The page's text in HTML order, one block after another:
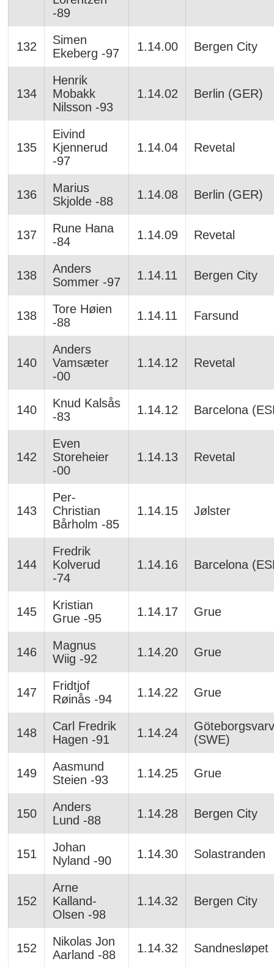
-89
132
Simen
Ekeberg -97
1.14.00 Bergen City
134
Henrik
Mobakk
Nilsson -93
1.14.02 Berlin (GER)
135
Eivind
Kjennerud
-97
1.14.04 Revetal
136
Marius
Skjolde -88
1.14.08 Berlin (GER)
137
Rune Hana
-84
1.14.09 Revetal
138
Anders
Sommer -97
1.14.11 Bergen City
138
Tore Høien
-88
1.14.11 Farsund
140
Anders
Vamsæter
-00
1.14.12 Revetal
140
Knud Kalsås
-83
1.14.12 Barcelona
142
Even
Storeheier
-00
1.14.13 Revetal
143
Per-
Christian
Bårholm -85
1.14.15 Jølster
144
Fredrik
Kolverud
-74
1.14.16 Barcelona
145
Kristian
Grue -95
1.14.17 Grue
146
Magnus
Wiig -92
1.14.20 Grue
147
Fridtjof
Røinås -94
1.14.22 Grue
148
Carl Fredrik
Hagen -91
1.14.24
(SWE)
149
Aasmund
Steien -93
1.14.25 Grue
150
Anders
Lund -88
1.14.28 Bergen City
151
Johan
Nyland -90
1.14.30 Solastranden
152
Arne
Kalland-
Olsen -98
1.14.32 Bergen City
152
Nikolas Jon
Aarland -88
1.14.32 Sandnesløpet